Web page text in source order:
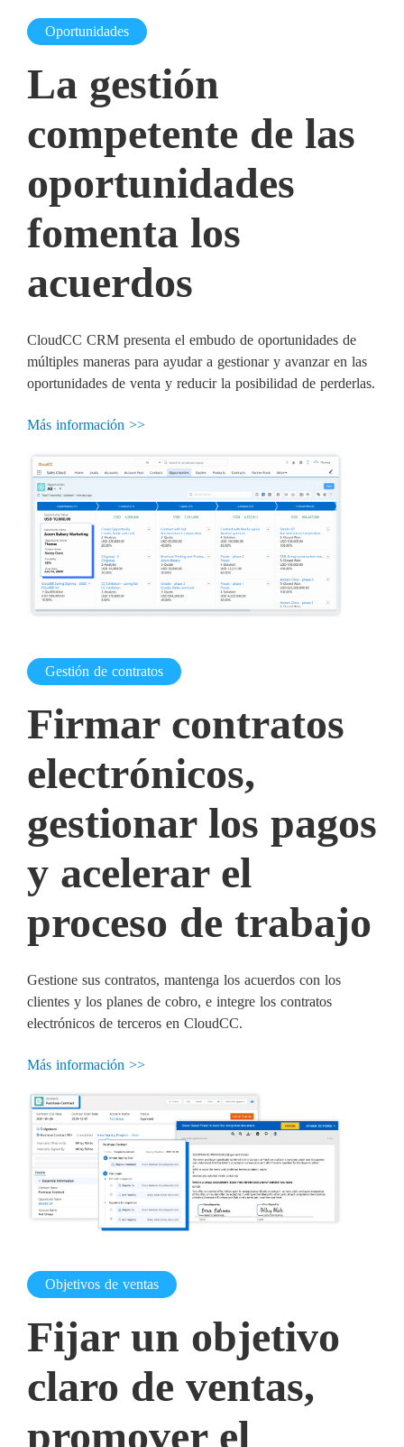
Oportunidades
La gestión
competente de las
oportunidades
fomenta los
acuerdos
CloudCC CRM presenta el embudo de oportunidades de
múltiples maneras para ayudar a gestionar y avanzar en las
oportunidades de venta y reducir la posibilidad de perderlas.
Más información >>
Gestión de contratos
Firmar contratos
electrónicos,
gestionar los pagos
y acelerar el
proceso de trabajo
Gestione sus contratos, mantenga los acuerdos con los
clientes y los planes de cobro, e integre los contratos
electrónicos de terceros en CloudCC.
Más información >>
Objetivos de ventas
Fijar un objetivo
claro de ventas,
promover el